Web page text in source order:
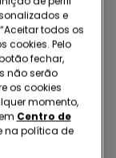
utilizar os
dos nossos
e
todos os
cookies. Pelo
fechar,
não serão
os cookies
momento,
Centro de
na política de